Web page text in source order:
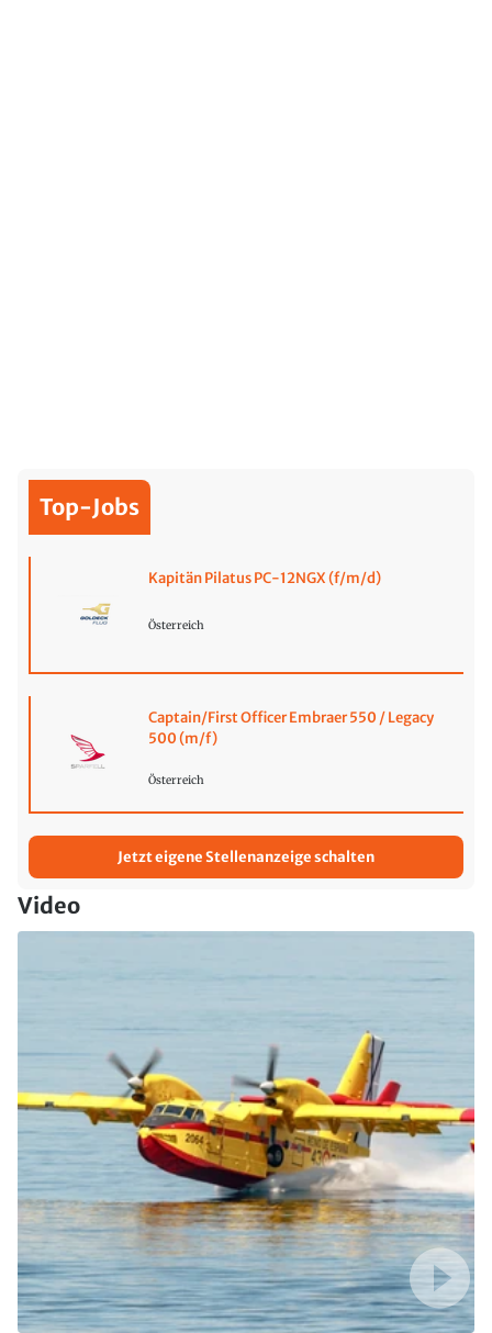
Top-Jobs
Kapitän Pilatus PC-12NGX (f/m/d)
Österreich
Captain/First Officer Embraer 550 / Legacy
500 (m/f)
Österreich
Jetzt eigene Stellenanzeige schalten
Video